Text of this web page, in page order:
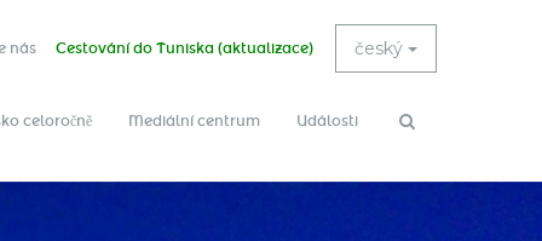
český
nás Cestování do Tuniska (aktualizace)
celoročně Mediální centrum Události
Search